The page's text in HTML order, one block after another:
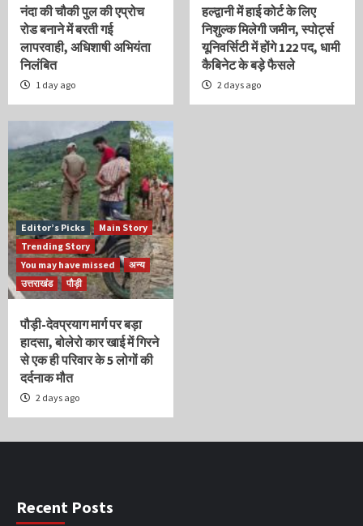
नंदा की चौकी पुल की एप्रोच
रोड बनाने में बरती गई
लापरवाही, अधिशाषी अभियंता
निलंबित
1 day ago
हल्द्वानी में हाई कोर्ट के लिए
निशुल्क मिलेगी जमीन, स्पोर्ट्स
यूनिवर्सिटी में होंगे 122 पद, धामी
कैबिनेट के बड़े फैसले
2 days ago
Editor’s Picks
Main Story
Trending Story
You may have missed
अन्य
उत्तराखंड
पौड़ी
पौड़ी-देवप्रयाग मार्ग पर बड़ा
हादसा, बोलेरो कार खाई में गिरने
से एक ही परिवार के 5 लोगों की
दर्दनाक मौत
2 days ago
Recent Posts